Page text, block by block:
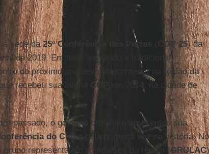
à sede da25ª Conferência das Partes COP 25) da
de 2019. Em tese, seguindo a tradicional
do próximo ano deveria acontecer na região da
que recebeu sua última COP
em 2014, na cidade de
passado, o governo brasileiro apresentou sua
do Clima
pela primeira vez na história. No
grupo representativo dos países da região (GRULAC)